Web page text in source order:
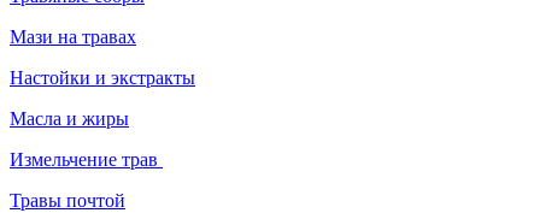
Мази на травах
Настойки и экстракты
Масла и жиры
Измельчение трав
Травы почтой